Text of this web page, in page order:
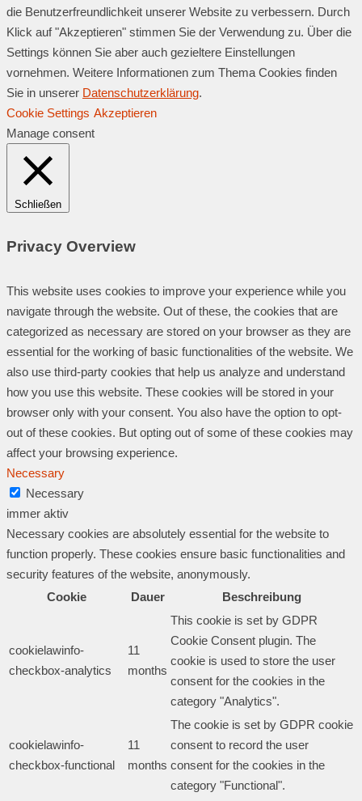
die Benutzerfreundlichkeit unserer Website zu verbessern. Durch
Klick auf "Akzeptieren" stimmen Sie der Verwendung zu. Über die
Settings können Sie aber auch gezieltere Einstellungen
vornehmen. Weitere Informationen zum Thema Cookies finden
Sie in unserer Datenschutzerklärung.
Cookie Settings Akzeptieren
Manage consent
Schließen
Privacy Overview
This website uses cookies to improve your experience while you
navigate through the website. Out of these, the cookies that are
categorized as necessary are stored on your browser as they are
essential for the working of basic functionalities of the website. We
also use third-party cookies that help us analyze and understand
how you use this website. These cookies will be stored in your
browser only with your consent. You also have the option to opt-
out of these cookies. But opting out of some of these cookies may
affect your browsing experience.
Necessary
Necessary
immer aktiv
Necessary cookies are absolutely essential for the website to
function properly. These cookies ensure basic functionalities and
security features of the website, anonymously.
Cookie
Dauer Beschreibung
cookielawinfo-
checkbox-analytics
11
months
This cookie is set by GDPR
Cookie Consent plugin. The
cookie is used to store the user
consent for the cookies in the
category "Analytics".
cookielawinfo-
checkbox-functional
11
months
The cookie is set by GDPR cookie
consent to record the user
consent for the cookies in the
category "Functional".